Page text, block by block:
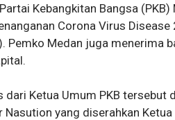
Kebangkitan Bangsa
Corona Virus
Medan juga menerima
dari Ketua Umum PKB
Nasution yang diserahkan